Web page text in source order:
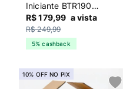
Iniciante BTR190
Sandever Cinza
R$ 179,99 a vista
R$ 249,99
5% cashback
10% OFF NO PIX